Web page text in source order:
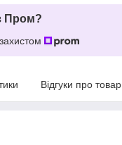
Пром?
Відгуки про товар